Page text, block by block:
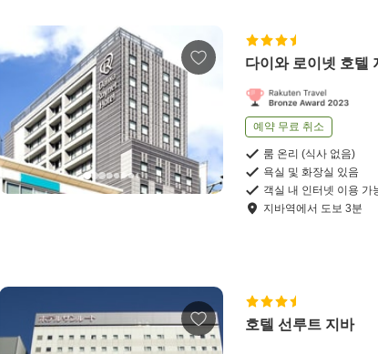
다이와 로이넷 호텔
예약 무료 취소
룸 온리 (식사 없음)
욕실 및 화장실 있음
객실 내 인터넷 이용 가
지바역에서 도보 3분
호텔 선루트 지바